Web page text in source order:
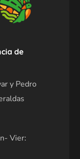
de
y Pedro
Vier: